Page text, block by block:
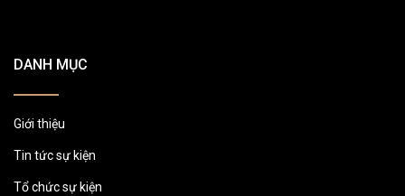
DANH MỤC
Giới thiệu
Tin tức sự kiện
Tổ chức sự kiện